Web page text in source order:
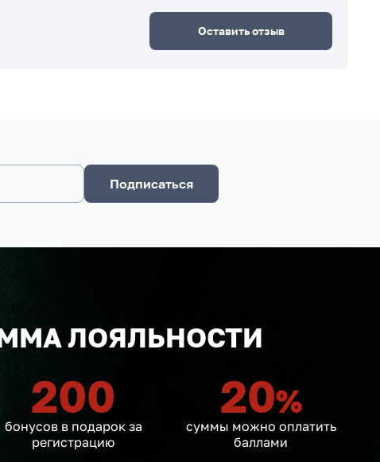
Оставить отзыв
Подписаться
ЛОЯЛЬНОСТИ
200
бонусов в подарок за
регистрацию
20%
суммы можно оплатить
баллами